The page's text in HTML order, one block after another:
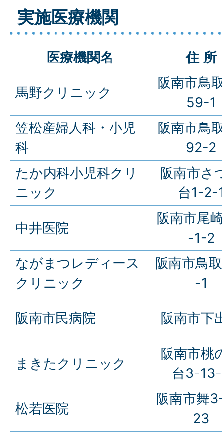
実施医療機関
医療機関名 住 所
馬野クリニック
阪南市鳥
59-1
笠松産婦人科・小児
科
阪南市鳥
92-2
たか内科小児科クリ
ニック
阪南市さ
台1-2-
中井医院
阪南市尾
-1-2
ながまつレディース
クリニック
阪南市鳥
-1
阪南市民病院 阪南市下
まきたクリニック
阪南市桃
台3-
松若医院
阪南市舞
23